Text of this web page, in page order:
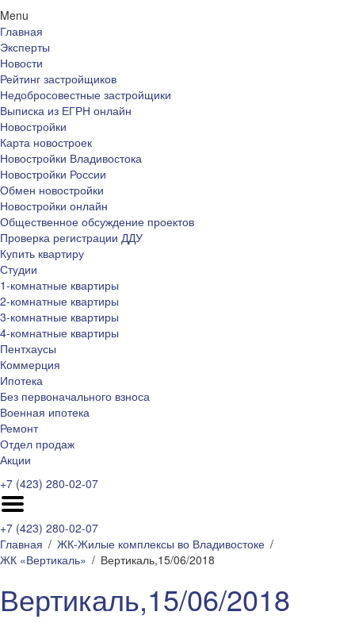
Menu
Главная
Эксперты
Новости
Рейтинг застройщиков
Недобросовестные застройщики
Выписка из ЕГРН онлайн
Новостройки
Карта новостроек
Новостройки Владивостока
Новостройки России
Обмен новостройки
Новостройки онлайн
Общественное обсуждение проектов
Проверка регистрации ДДУ
Купить квартиру
Студии
1-комнатные квартиры
2-комнатные квартиры
3-комнатные квартиры
4-комнатные квартиры
Пентхаусы
Коммерция
Ипотека
Без первоначального взноса
Военная ипотека
Ремонт
Отдел продаж
Акции
+7 (423) 280-02-07
+7 (423) 280-02-07
Главная
ЖК-Жилые комплексы во Владивостоке
ЖК «Вертикаль»
Вертикаль,15/06/2018
Вертикаль,15/06/2018